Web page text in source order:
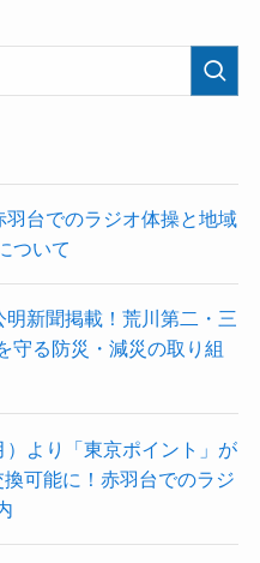
羽台でのラジオ体操と地域
ついて
明新聞掲載！荒川第二・三
守る防災・減災の取り組
）より「東京ポイント」が
可能に！赤羽台でのラジ